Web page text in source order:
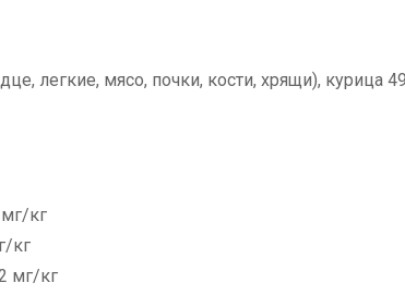
легкие, мясо, почки, кости, хрящи),
кг
кг
мг/кг